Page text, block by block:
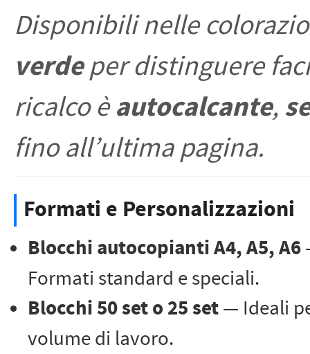
Disponibili nelle
verdeper distinguere
ricalco èautocalcante,
fino all’ultima pagina.
Formati e Personalizzazioni
Blocchi autocopianti A4, A5, A6
Formati standard e speciali.
Blocchi 50 set o 25 set— Ideali
volume di lavoro.